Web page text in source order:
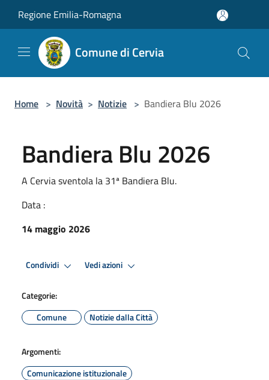
Regione Emilia-Romagna
Comune di Cervia
Home > Novità > Notizie > Bandiera Blu 2026
Bandiera Blu 2026
A Cervia sventola la 31ª Bandiera Blu.
Data :
14 maggio 2026
Condividi Vedi azioni
Categorie:
Comune
Notizie dalla Città
Argomenti:
Comunicazione istituzionale